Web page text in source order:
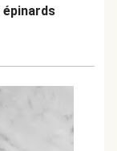
épinards